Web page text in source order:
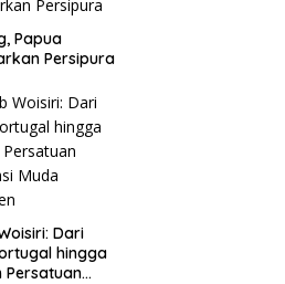
Papua
Persipura
Dari
hingga
Persatuan